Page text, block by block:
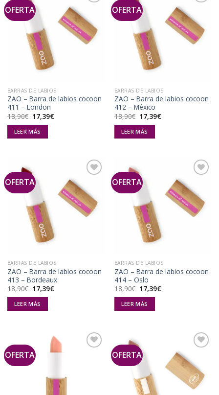
OFERTA
Añadir
a la
lista de
deseos
BARRAS DE LABIOS
ZAO – Barra de labios cocoon
411 – London
18,90€ El
precio
original
era:
18,90€.
17,39€El
precio
LEER MÁS
OFERTA
Añadir
a la
lista de
deseos
BARRAS DE LABIOS
ZAO – Barra de labios cocoon
412 – México
18,90€ El
precio
original
era:
18,90€.
17,39€El
precio
LEER MÁS
OFERTA
Añadir
a la
lista de
deseos
BARRAS DE LABIOS
ZAO – Barra de labios cocoon
413 – Bordeaux
18,90€ El
precio
original
era:
18,90€.
17,39€El
LEER MÁS
OFERTA
Añadir
a la
lista de
deseos
BARRAS DE LABIOS
ZAO – Barra de labios cocoon
414 – Oslo
18,90€ El
precio
original
era:
18,90€.
17,39€El
LEER MÁS
OFERTA OFERTA
Añadir
a la
lista de
deseos